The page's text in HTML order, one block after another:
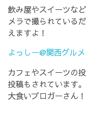
飲み屋やスイーツな
メラで撮られている
えますよ！
よっしー@関西グル
カフェやスイーツの
投稿もされています
大食いブロガーさん！